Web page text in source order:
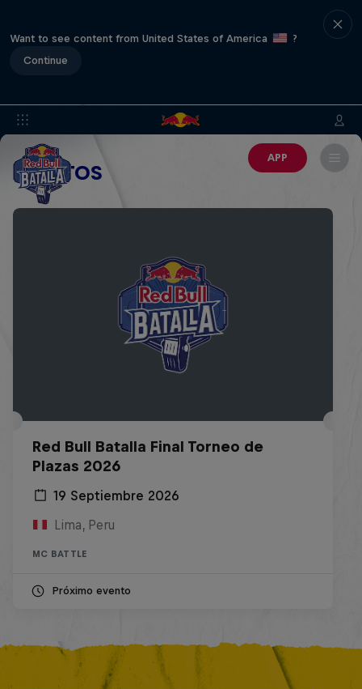
Want to see content from United States of America
?
Continue
APP
EVENTOS
Red Bull Batalla Final Torneo de
Plazas 2026
19 Septiembre 2026
Lima, Peru
MC BATTLE
Próximo evento